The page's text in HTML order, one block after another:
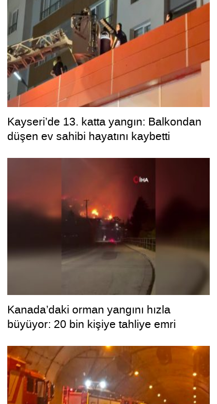
Kayseri’de 13. katta yangın: Balkondan
düşen ev sahibi hayatını kaybetti
Kanada’daki orman yangını hızla
büyüyor: 20 bin kişiye tahliye emri